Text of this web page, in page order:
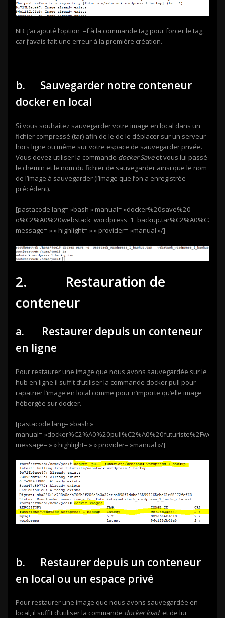
NB: j’ai ajouté l’option –f à la commande tag pour forcer le tag,
car j’avais fait une erreur à la première création.
b. Sauvegarder notre conteneur
docker en local
Si vous souhaitez sauvegarder votre image en local dans un
fichier compressé (tar) afin de le de le déplacer sur un serveur
hors ligne ou même sur votre espace de sauvegarder privée.
Vous devez utiliser la commande docker Saveet vous lui passé
le chemin et le nom du fichier de sauvegarder ainsi que le nom
de l’image à sauvegarder (l’image que l’on a enregistrée
précédent).
[pastacode lang= »bash » manual= »docker%20save%20-
message= » » highlight= » » provider= »manual »/]
2. Restauration de
conteneur
a. Restaurer depuis un conteneur
en ligne
Pour restaurer une image que nous avons sauvegardée sur le
hub en ligne il suffit d’utiliser la commande docker pull pour
rapatrier l’image en local comme pour n’importe qu’elle image
hébergée sur docker.
[pastacode lang= »bash »
manual=
message= » » highlight= » » provider= »manual »/]
b. Restaurer depuis un conteneur
en local ou un espace privé
Pour restaurer une image que nous avons sauvegardée en
local, il suffit d’utiliser la commande docker load et de lui